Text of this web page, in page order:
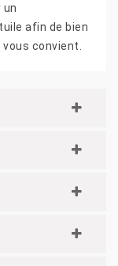
afin de bien
convient.